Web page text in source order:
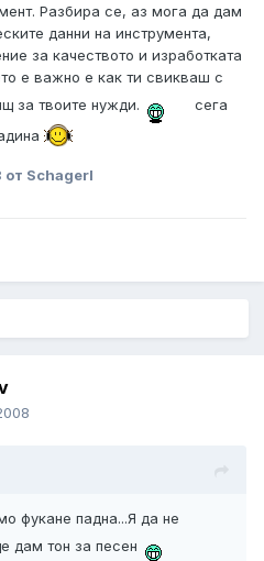
Разбира се, аз мога да дам
данни на инструмента,
за качеството и изработката
е важно е как ти свикваш с
за твоите нужди.
сега
от Schagerl
фукане падна...Я да не
дам тон за песен